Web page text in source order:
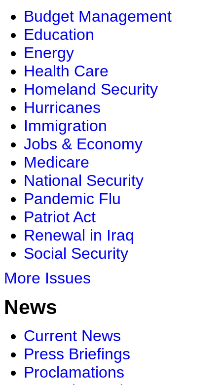
Budget Management
Education
Energy
Health Care
Homeland Security
Hurricanes
Immigration
Jobs & Economy
Medicare
National Security
Pandemic Flu
Patriot Act
Renewal in Iraq
Social Security
More Issues
News
Current News
Press Briefings
Proclamations